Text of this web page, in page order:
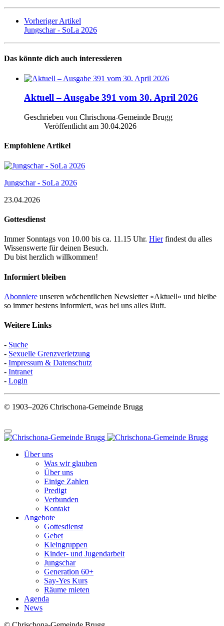
Vorheriger Artikel
Jungschar - SoLa 2026
Das könnte dich auch interessieren
Aktuell – Ausgabe 391 vom 30. April 2026
Geschrieben von Chrischona-Gemeinde Brugg
Veröffentlicht am 30.04.2026
Empfohlene Artikel
Jungschar - SoLa 2026
23.04.2026
Gottesdienst
Immer Sonntags von 10.00 bis ca. 11.15 Uhr. Hierfindest du alles
Wissenswerte für deinen Besuch.
Du bist herzlich willkommen!
Informiert bleiben
Abonniere unseren wöchentlichen Newsletter «Aktuell» und bleibe
so immer bestens informiert, was bei uns alles läuft.
Weitere Links
- Suche
- Sexuelle Grenzverletzung
- Impressum & Datenschutz
- Intranet
- Login
© 1903–2026 Chrischona-Gemeinde Brugg
Über uns
Was wir glauben
Über uns
Einige Zahlen
Predigt
Verbunden
Kontakt
Angebote
Gottesdienst
Gebet
Kleingruppen
Kinder- und Jugendarbeit
Jungschar
Generation 60+
Say-Yes Kurs
Räume mieten
Agenda
News